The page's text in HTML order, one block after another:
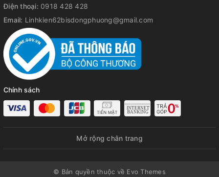
Điện thoại: 0918 428 428
Email: Linhkien62bisdongphuong@gmail.com
Chính sách
Mở rộng chân trang
© Bản quyền thuộc về Evo Themes